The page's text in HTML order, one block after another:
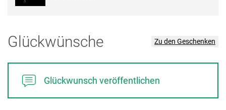
Glückwünsche Zu den Geschenken
Glückwunsch veröffentlichen